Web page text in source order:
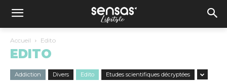
Accueil Edito
EDITO
Addiction Divers Edito Etudes scientifiques décryptées